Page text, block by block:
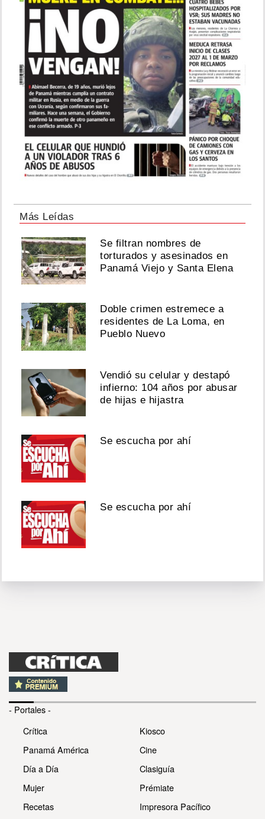
Más Leídas
Se filtran nombres de
torturados y asesinados en
Panamá Viejo y Santa Elena
Doble crimen estremece a
residentes de La Loma, en
Pueblo Nuevo
Vendió su celular y destapó
infierno: 104 años por abusar
de hijas e hijastra
Se escucha por ahí
Se escucha por ahí
- Portales -
Crítica
Panamá América
Día a Día
Mujer
Recetas
Kiosco
Cine
Clasiguía
Prémiate
Impresora Pacífico